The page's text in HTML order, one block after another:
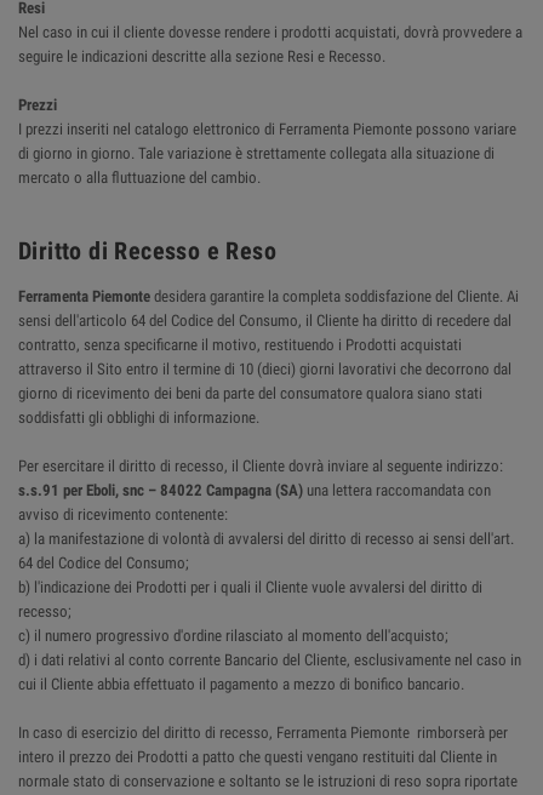
Resi
Nel caso in cui il cliente dovesse rendere i prodotti acquistati, dovrà provvedere a
seguire le indicazioni descritte alla sezione Resi e Recesso.
Prezzi
I prezzi inseriti nel catalogo elettronico di Ferramenta Piemonte possono variare
di giorno in giorno. Tale variazione è strettamente collegata alla situazione di
mercato o alla fluttuazione del cambio.
Diritto di Recesso e Reso
Ferramenta Piemonte desidera garantire la completa soddisfazione del Cliente. Ai
sensi dell'articolo 64 del Codice del Consumo, il Cliente ha diritto di recedere dal
contratto, senza specificarne il motivo, restituendo i Prodotti acquistati
attraverso il Sito entro il termine di 10 (dieci) giorni lavorativi che decorrono dal
giorno di ricevimento dei beni da parte del consumatore qualora siano stati
soddisfatti gli obblighi di informazione.
Per esercitare il diritto di recesso, il Cliente dovrà inviare al seguente indirizzo:
s.s.91 per Eboli, snc – 84022 Campagna (SA) una lettera raccomandata con
avviso di ricevimento contenente:
a) la manifestazione di volontà di avvalersi del diritto di recesso ai sensi dell'art.
64 del Codice del Consumo;
b) l'indicazione dei Prodotti per i quali il Cliente vuole avvalersi del diritto di
recesso;
c) il numero progressivo d'ordine rilasciato al momento dell'acquisto;
d) i dati relativi al conto corrente Bancario del Cliente, esclusivamente nel caso in
cui il Cliente abbia effettuato il pagamento a mezzo di bonifico bancario.
In caso di esercizio del diritto di recesso, Ferramenta Piemonte rimborserà per
intero il prezzo dei Prodotti a patto che questi vengano restituiti dal Cliente in
normale stato di conservazione e soltanto se le istruzioni di reso sopra riportate